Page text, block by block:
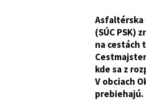
Asfaltérska
(SÚC PSK)
na cestách
kde sa z
V obciach
prebiehajú.